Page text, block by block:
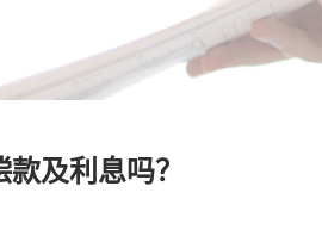
及利息吗？